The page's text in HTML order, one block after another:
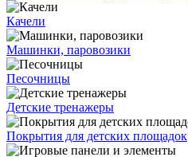
Качели
Машинки, паровозики
Песочницы
Детские тренажеры
Покрытия для детских площадок